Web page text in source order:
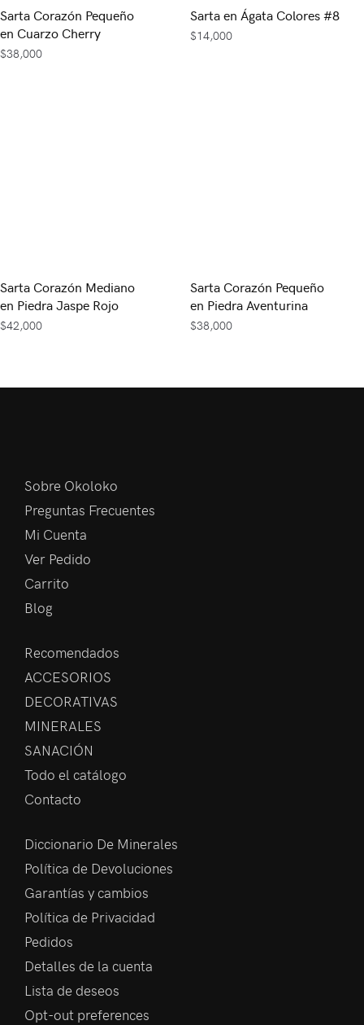
Sarta Corazón Pequeño
en Cuarzo Cherry
$38,000
Sarta en Ágata Colores #8
$14,000
Sarta Corazón Mediano
en Piedra Jaspe Rojo
$42,000
Sarta Corazón Pequeño
en Piedra Aventurina
$38,000
Sobre Okoloko
Preguntas Frecuentes
Mi Cuenta
Ver Pedido
Carrito
Blog
Recomendados
ACCESORIOS
DECORATIVAS
MINERALES
SANACIÓN
Todo el catálogo
Contacto
Diccionario De Minerales
Política de Devoluciones
Garantías y cambios
Política de Privacidad
Pedidos
Detalles de la cuenta
Lista de deseos
Opt-out preferences